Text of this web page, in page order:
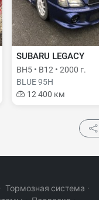
SUBARU LEGACY
BH5 • B12 • 2000 г.
BLUE 95H
12 400 км
· Тормозная система ·